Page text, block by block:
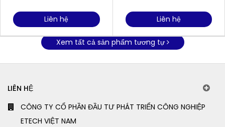
Liên hệ Liên hệ
Xem tất cả sản phẩm tương tự
LIÊN HỆ
CÔNG TY CỔ PHẦN ĐẦU TƯ PHÁT TRIỂN CÔNG NGHIỆP
ETECH VIỆT NAM